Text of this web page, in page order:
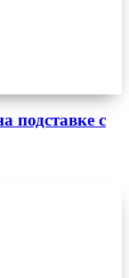
подставке с